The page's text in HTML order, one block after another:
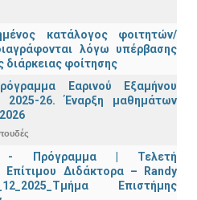
κατάλογος φοιτητών/
λόγω υπέρβασης
διάρκειας φοίτησης
Εαρινού Εξαμήνου
2025-26. Έναρξη μαθημάτων
- Πρόγραμμα | Τελετή
Επίτιμου Διδάκτορα – Randy
Επιστήμης